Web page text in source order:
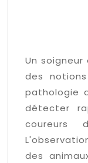
Un
des
pathologie
détecter
coureurs
des